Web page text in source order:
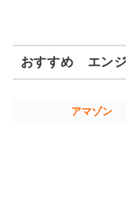
おすすめ エン
アマゾン